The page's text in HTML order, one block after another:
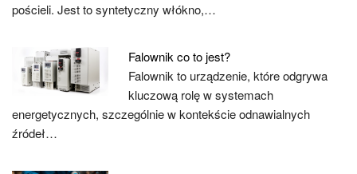
pościeli. Jest to syntetyczny włókno,…
Falownik co to jest?
Falownik to urządzenie, które odgrywa
kluczową rolę w systemach
energetycznych, szczególnie w kontekście odnawialnych
źródeł…